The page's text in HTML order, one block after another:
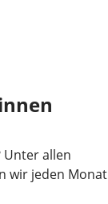
Unter allen
wir jeden Monat